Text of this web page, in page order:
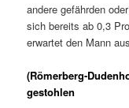
andere gefährden
sich bereits ab 0,3
erwartet den Mann
(Römerberg-
gestohlen